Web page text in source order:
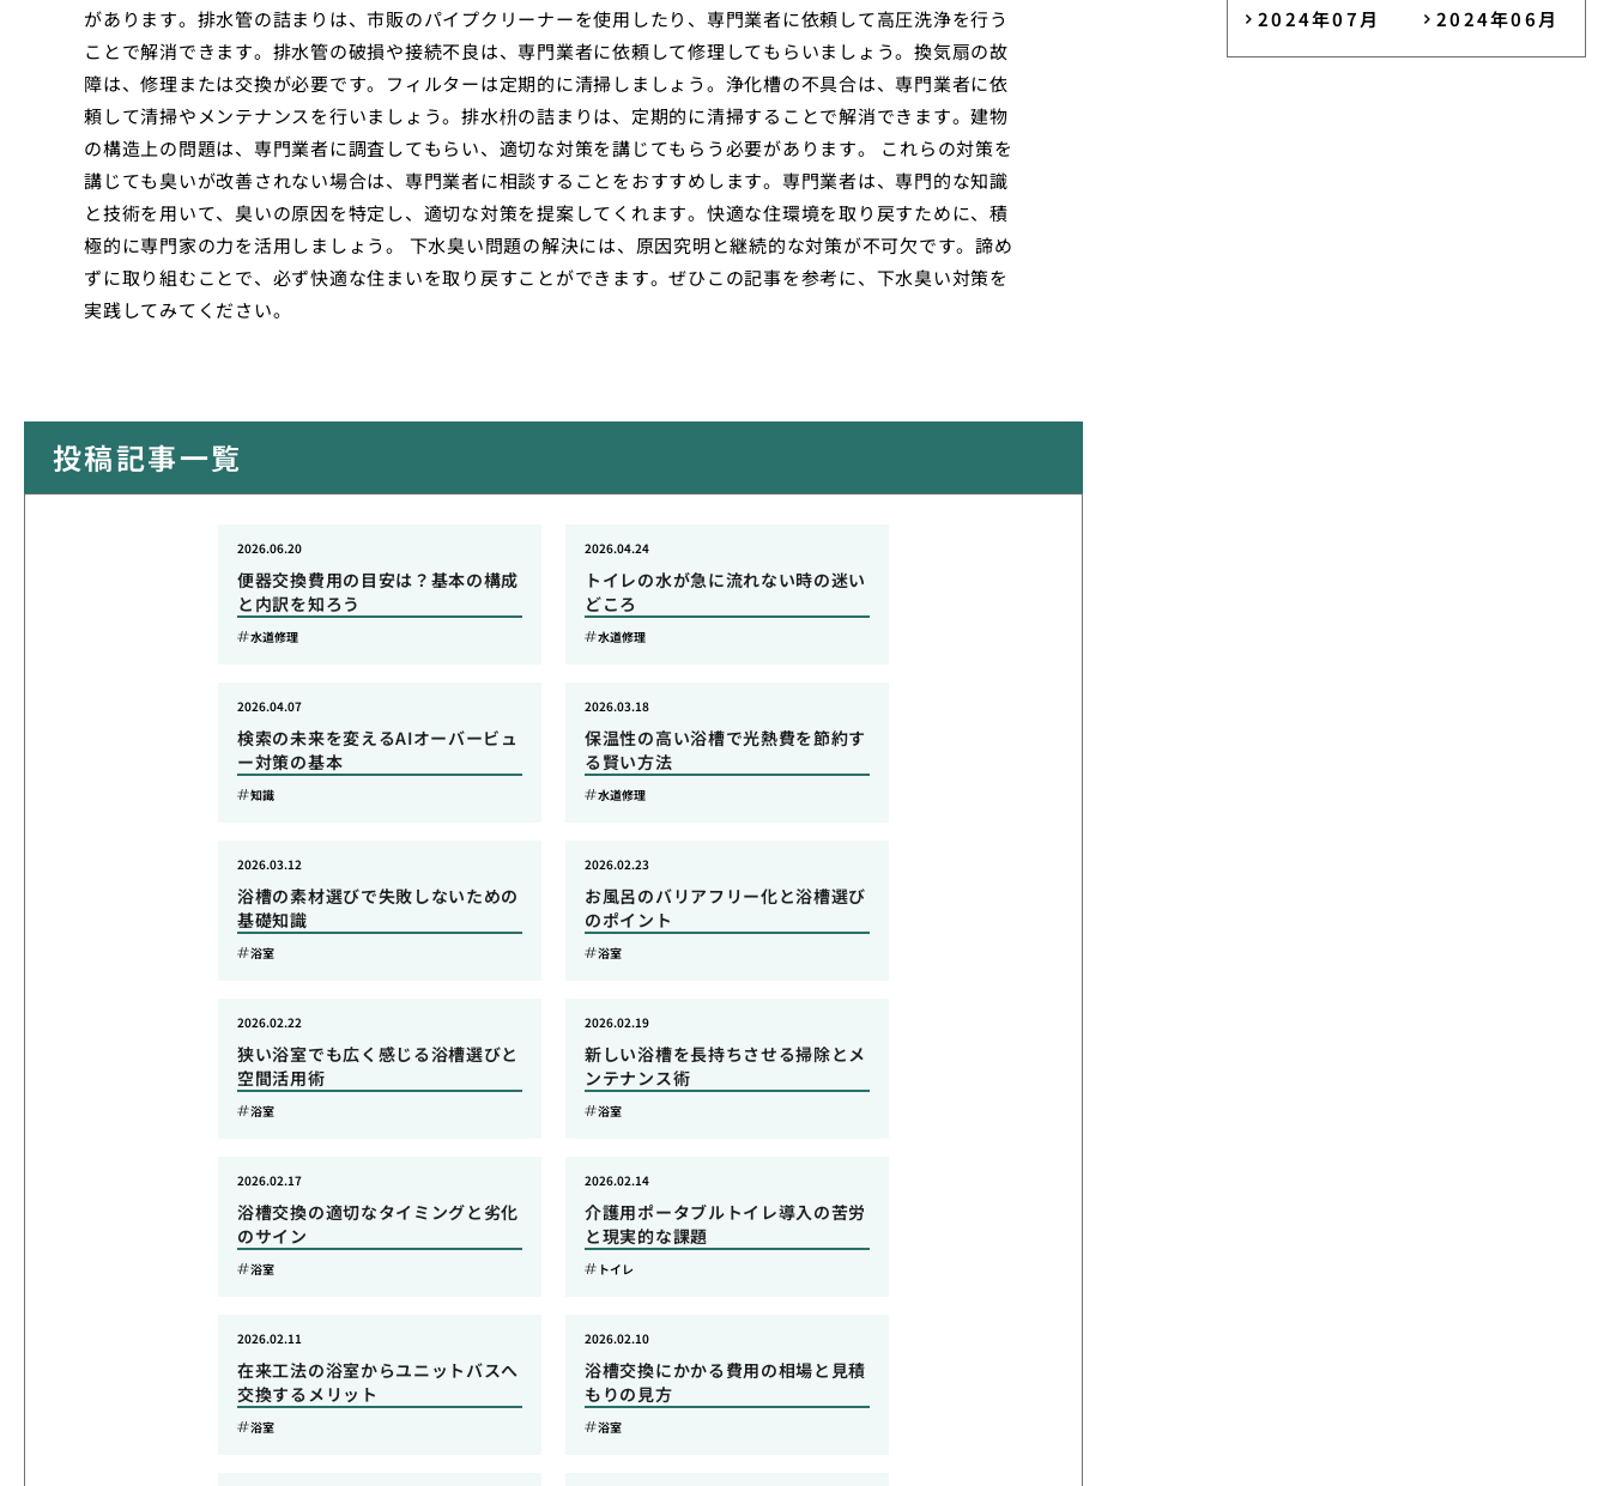
があります。排水管の詰まりは、市販のパイプクリーナーを使用したり、専門業者に依頼して高圧洗浄を行う
ことで解消できます。排水管の破損や接続不良は、専門業者に依頼して修理してもらいましょう。換気扇の故
障は、修理または交換が必要です。フィルターは定期的に清掃しましょう。浄化槽の不具合は、専門業者に依
頼して清掃やメンテナンスを行いましょう。排水枡の詰まりは、定期的に清掃することで解消できます。建物
の構造上の問題は、専門業者に調査してもらい、適切な対策を講じてもらう必要があります。 これらの対策を
講じても臭いが改善されない場合は、専門業者に相談することをおすすめします。専門業者は、専門的な知識
と技術を用いて、臭いの原因を特定し、適切な対策を提案してくれます。快適な住環境を取り戻すために、積
極的に専門家の力を活用しましょう。 下水臭い問題の解決には、原因究明と継続的な対策が不可欠です。諦め
ずに取り組むことで、必ず快適な住まいを取り戻すことができます。ぜひこの記事を参考に、下水臭い対策を
実践してみてください。
投稿記事一覧
便器交換費用の目安は？基本の構成
と内訳を知ろう
2026.06.20
水道修理
トイレの水が急に流れない時の迷い
どころ
2026.04.24
水道修理
検索の未来を変えるAIオーバービュ
ー対策の基本
2026.04.07
知識
保温性の高い浴槽で光熱費を節約す
る賢い方法
2026.03.18
水道修理
浴槽の素材選びで失敗しないための
基礎知識
2026.03.12
浴室
お風呂のバリアフリー化と浴槽選び
のポイント
2026.02.23
浴室
狭い浴室でも広く感じる浴槽選びと
空間活用術
2026.02.22
浴室
新しい浴槽を長持ちさせる掃除とメ
ンテナンス術
2026.02.19
浴室
浴槽交換の適切なタイミングと劣化
のサイン
2026.02.17
浴室
介護用ポータブルトイレ導入の苦労
と現実的な課題
2026.02.14
トイレ
在来工法の浴室からユニットバスへ
交換するメリット
2026.02.11
浴室
浴槽交換にかかる費用の相場と見積
もりの見方
2026.02.10
浴室
2024年07月
2024年06月